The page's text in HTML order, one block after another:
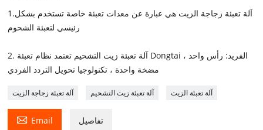
1.آلة تعبئة زجاجة الزيت هي عبارة عن معدات تعبئة خاصة تستخدم بشكل
رئيسي لتعبئة الشحوم
2. آلة تعبئة زيت التشحيم تعتمد نظام تعبئة Dongtai الفريد: رأس واحد ،
مضخة واحدة ، تكنولوجيا تحويل التردد الفردي
آلة تعبئة زجاجة الزيت آلة تعبئة زيت التشحيم آلة تعبئة الزيت
 Email تفاصيل